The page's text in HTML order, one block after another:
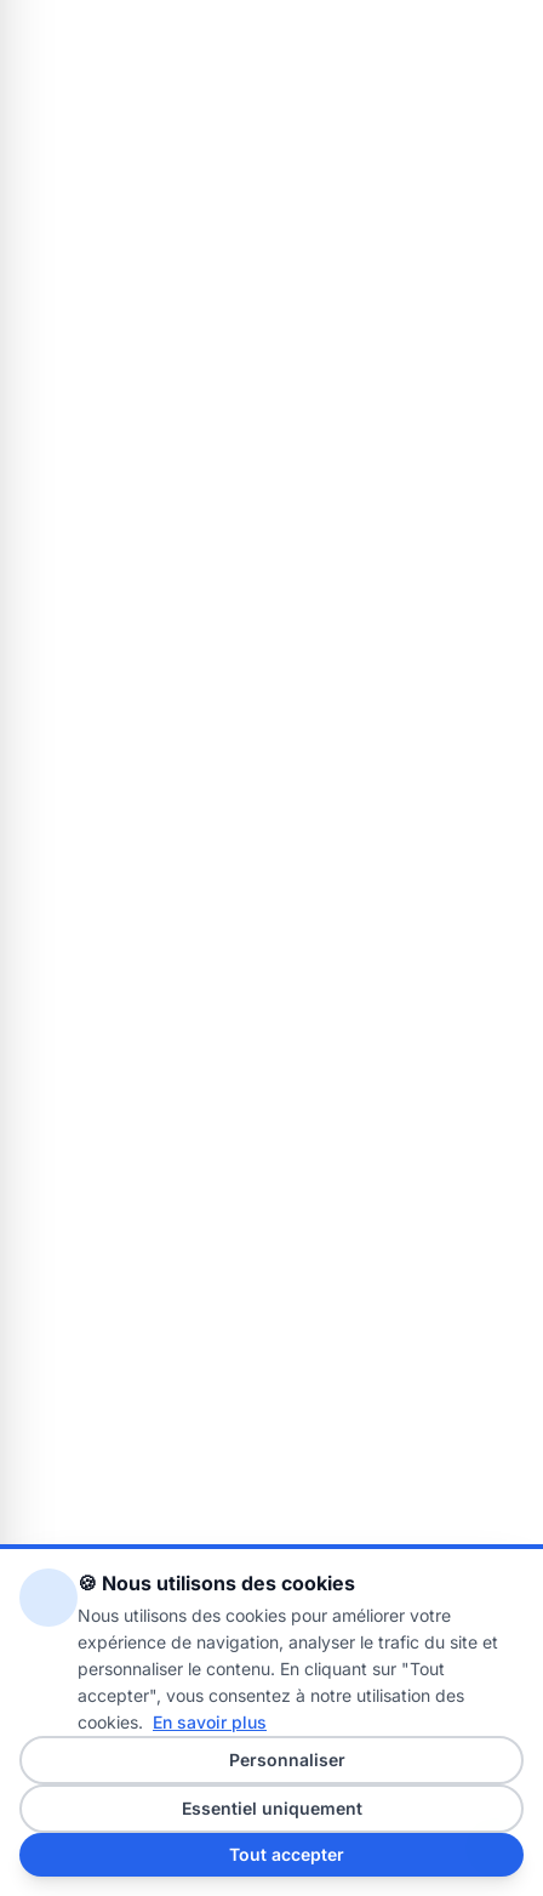
🍪 Nous utilisons des cookies
Nous utilisons des cookies pour améliorer votre
expérience de navigation, analyser le trafic du site et
personnaliser le contenu. En cliquant sur "Tout
accepter", vous consentez à notre utilisation des
cookies. En savoir plus
Personnaliser
Essentiel uniquement
Tout accepter